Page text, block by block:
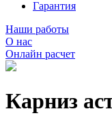
Гарантия
Наши работы
О нас
Онлайн расчет
Карниз